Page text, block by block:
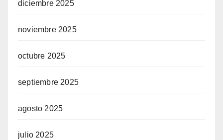
diciembre 2025
noviembre 2025
octubre 2025
septiembre 2025
agosto 2025
julio 2025